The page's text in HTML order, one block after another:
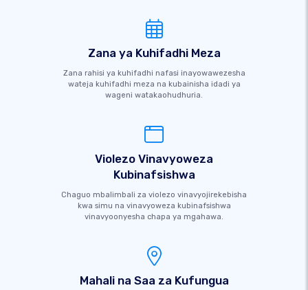
Zana ya Kuhifadhi Meza
Zana rahisi ya kuhifadhi nafasi inayowawezesha
wateja kuhifadhi meza na kubainisha idadi ya
wageni watakaohudhuria.
Violezo Vinavyoweza
Kubinafsishwa
Chaguo mbalimbali za violezo vinavyojirekebisha
kwa simu na vinavyoweza kubinafsishwa
vinavyoonyesha chapa ya mgahawa.
Mahali na Saa za Kufungua